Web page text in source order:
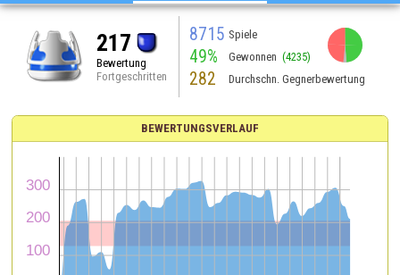
217
Bewertung
Fortgeschritten
8715 Spiele
49% Gewonnen (4235)
282 Durchschn. Gegnerbewertung
BEWERTUNGSVERLAUF